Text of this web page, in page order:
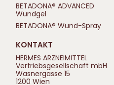
BETADONA® ADVANCED
Wundgel
BETADONA® Wund-Spray
KONTAKT
HERMES ARZNEIMITTEL
Vertriebsgesellschaft mbH
Wasnergasse 15
1200 Wien